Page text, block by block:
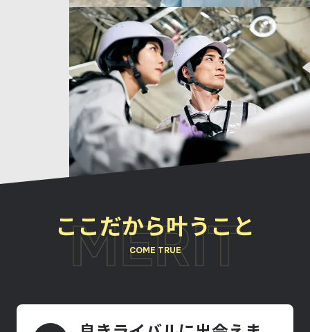
MERIT
ここだから叶うこと
COME TRUE